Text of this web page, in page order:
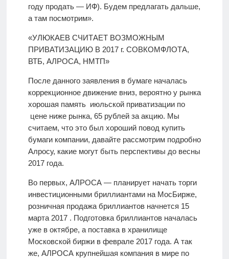
году продать — ИФ). Будем предлагать дальше,
а там посмотрим».
«УЛЮКАЕВ СЧИТАЕТ ВОЗМОЖНЫМ
ПРИВАТИЗАЦИЮ В 2017 г. СОВКОМФЛОТА,
ВТБ, АЛРОСА, НМТП»
После данного заявления в бумаге началась
коррекционное движение вниз, вероятно у рынка
хорошая память июльской приватизации по
цене ниже рынка, 65 рублей за акцию. Мы
считаем, что это был хороший повод купить
бумаги компании, давайте рассмотрим подробно
Алросу, какие могут быть перспективы до весны
2017 года.
Во первых, АЛРОСА — планирует начать торги
инвестиционными бриллиантами на МосБирже,
розничная продажа бриллиантов начнется 15
марта 2017 . Подготовка бриллиантов началась
уже в октябре, а поставка в хранилище
Московской биржи в феврале 2017 года. А так
же, АЛРОСА крупнейшая компания в мире по